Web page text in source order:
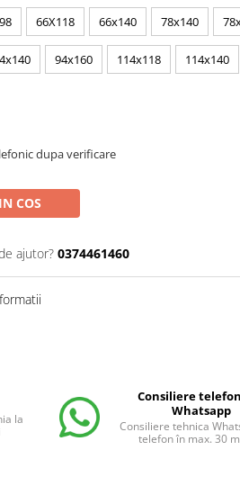
66X118 66x140 78x140
94x160 114x118 114x140
dupa verificare
COS
ajutor? 0374461460
la
Consiliere
Whatsapp
Consiliere tehnica
telefon în max. 30